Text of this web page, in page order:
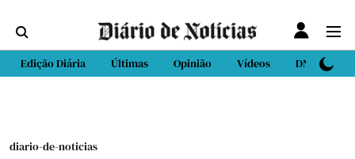
Edição Diária Últimas Opinião Vídeos DN Sport
diario-de-noticias